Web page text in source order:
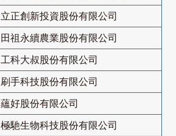
立正創新投資股份有限公司
田祖永續農業股份有限公司
工科大叔股份有限公司
刷手科技股份有限公司
蘊好股份有限公司
極馳生物科技股份有限公司